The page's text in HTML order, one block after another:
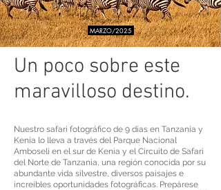
MARZO/2025
Un poco sobre este
maravilloso destino.
Nuestro safari fotográfico de 9 días en Tanzania y
Kenia lo lleva a través del Parque Nacional
Amboseli en el sur de Kenia y el Circuito de Safari
del Norte de Tanzania, una región conocida por su
abundante vida silvestre, diversos paisajes e
increíbles oportunidades fotográficas. Prepárese